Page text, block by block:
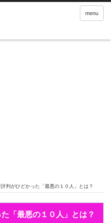
menu
判がひどかった「最悪の１０人」とは？
「最悪の１０人」とは？